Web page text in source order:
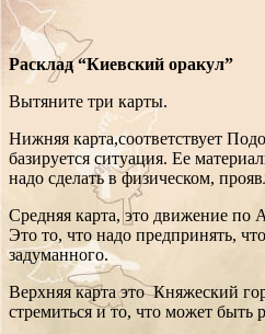
Расклад “Киевский оракул”
Вытяните три карты.
Нижняя карта,соответствует
базируется ситуация. Ее
надо сделать в физическом,
Средняя карта, это движение по
Это то, что надо предпринять,
задуманного.
Верхняя карта это Княжеский
стремиться и то, что может быть